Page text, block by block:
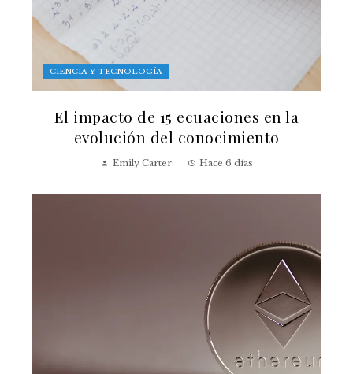
CIENCIA Y TECNOLOGÍA
El impacto de 15 ecuaciones en la
evolución del conocimiento
Emily Carter Hace 6 días